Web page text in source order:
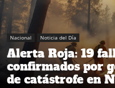
Nacional Noticia del Día
Alerta Roja: 19
confirmados por
de catástrofe en